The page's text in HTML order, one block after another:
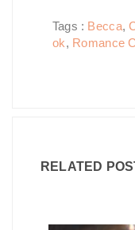
Tags : Becca,
ok, Romance
RELATED